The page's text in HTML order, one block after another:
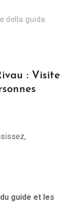
della guida
: Visite
guide et les